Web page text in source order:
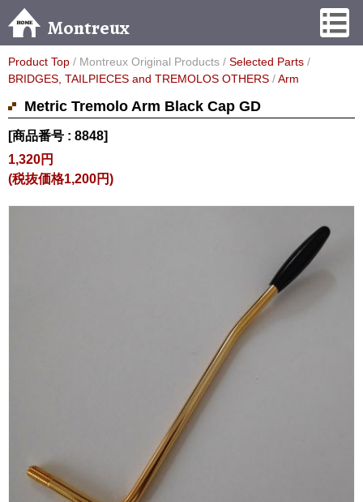
Montreux
Product Top / Montreux Original Products / Selected Parts /
BRIDGES, TAILPIECES and TREMOLOS OTHERS /Arm
Metric Tremolo Arm Black Cap GD
[商品番号 : 8848]
1,320円
(税抜価格1,200円)